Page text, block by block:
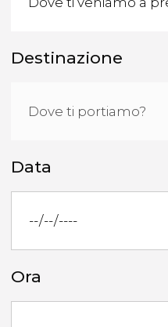
Destinazione
Data
Ora